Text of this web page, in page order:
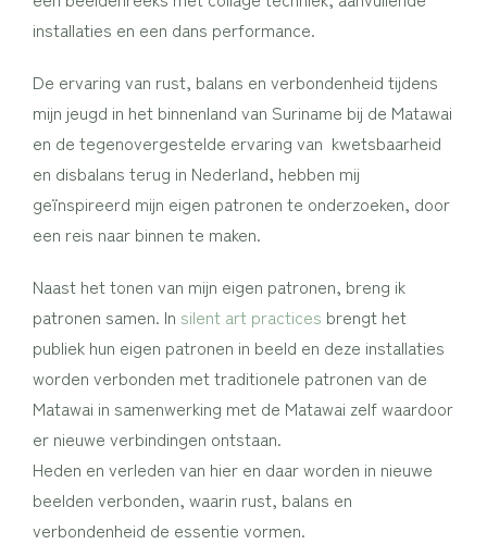
installaties en een dans performance.
De ervaring van rust, balans en verbondenheid tijdens
mijn jeugd in het binnenland van Suriname bij de Matawai
en de tegenovergestelde ervaring van kwetsbaarheid
en disbalans terug in Nederland, hebben mij
geïnspireerd mijn eigen patronen te onderzoeken, door
een reis naar binnen te maken.
Naast het tonen van mijn eigen patronen, breng ik
patronen samen. In silent art practices brengt het
publiek hun eigen patronen in beeld en deze installaties
worden verbonden met traditionele patronen van de
Matawai in samenwerking met de Matawai zelf waardoor
er nieuwe verbindingen ontstaan.
Heden en verleden van hier en daar worden in nieuwe
beelden verbonden, waarin rust, balans en
verbondenheid de essentie vormen.